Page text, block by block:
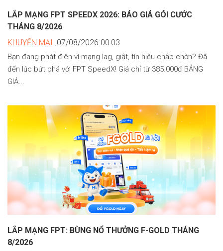
LẮP MẠNG FPT SPEEDX 2026: BÁO GIÁ GÓI CƯỚC
THÁNG 8/2026
KHUYẾN MẠI ,07/08/2026 00:03
Bạn đang phát điên vì mạng lag, giật, tín hiệu chập chờn? Đã
đến lúc bứt phá với FPT SpeedX! Giá chỉ từ 385.000đ BẢNG
GIÁ...
LẮP MẠNG FPT: BÙNG NỔ THƯỞNG F-GOLD THÁNG
8/2026